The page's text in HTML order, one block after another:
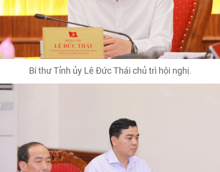
Bí thư Tỉnh ủy Lê Đức Thái chủ trì hội nghị.